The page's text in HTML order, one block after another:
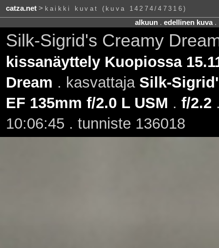
catza.net> kaikki kuvat (kuva 14274/47316)
alkuun. edellinen kuva.
Silk-Sigrid's Creamy
kissanäyttely Kuopiossa
Dream . kasvattaja Silk-
EF 135mm f/2.0 L USM . f/2.2
10:06:45 . tunniste 136018